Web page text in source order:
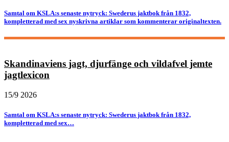
Samtal om KSLA:s senaste nytryck: Swederus jaktbok från 1832,
kompletterad med sex nyskrivna artiklar som kommenterar originaltexten.
Skandinaviens jagt, djurfänge och vildafvel jemte
jagtlexicon
15/9 2026
Samtal om KSLA:s senaste nytryck: Swederus jaktbok från 1832,
kompletterad med sex…